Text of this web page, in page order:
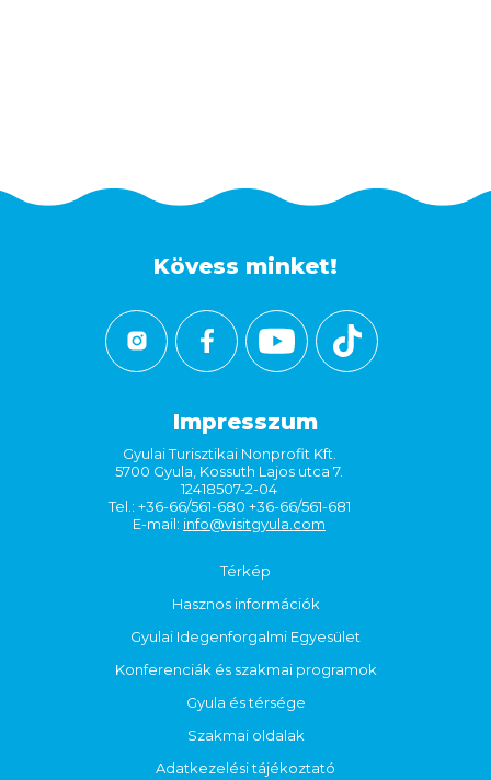
Kövess minket!
Impresszum
Gyulai Turisztikai Nonprofit Kft.
5700 Gyula, Kossuth Lajos utca 7.
12418507-2-04
Tel.: +36-66/561-680 +36-66/561-681
E-mail: info@visitgyula.com
Térkép
Hasznos információk
Gyulai Idegenforgalmi Egyesület
Konferenciák és szakmai programok
Gyula és térsége
Szakmai oldalak
Adatkezelési tájékoztató